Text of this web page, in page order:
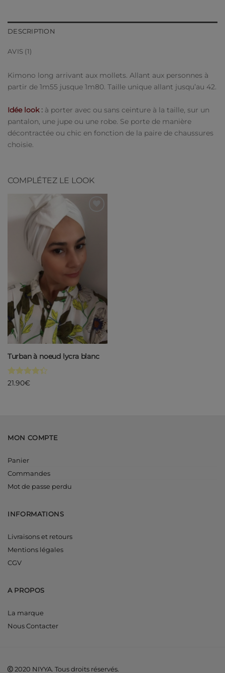
DESCRIPTION
AVIS (1)
Kimono long arrivant aux mollets. Allant aux personnes à
partir de 1m55 jusque 1m80. Taille unique allant jusqu’au 42.
Idée look: à porter avec ou sans ceinture à la taille, sur un
pantalon, une jupe ou une robe. Se porte de manière
décontractée ou chic en fonction de la paire de chaussures
choisie.
COMPLÉTEZ LE LOOK
souhaits
Turban à noeud lycra blanc
Note4.33
21.90€
MON COMPTE
Panier
Commandes
Mot de passe perdu
INFORMATIONS
Livraisons et retours
Mentions légales
CGV
A PROPOS
La marque
Nous Contacter
2020 NIYYA. Tous droits réservés.